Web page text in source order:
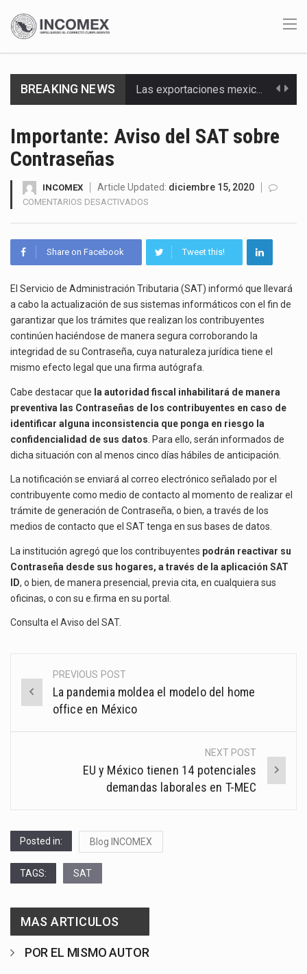
BREAKING NEWS Las exportaciones mexicanas de vehículos ligeros disminuyeron 9.67 % en julio a tasa anual, alcanzando…
Solo el 17.8 % de las empresas en México se considera totalmente preparada para la…
Los créditos fiscales determinados a empresas IMMEX rara vez nacen de una interpretación equivocada de…
La inversión fija bruta en México registró un aumento de 1.1% interanual en mayo de…
El gobierno de Estados Unidos anunciará un arancel del 15 % sobre los productos fabricados…
Importante: Aviso del SAT sobre
Contraseñas
INCOMEX Article Updated: diciembre 15, 2020
COMENTARIOS DESACTIVADOS
SAT
CONTRASEÑAS
Share on Facebook Tweet this!
El Servicio de Administración Tributaria (SAT) informó que llevará
a cabo la actualización de sus sistemas informáticos con el fin de
garantizar que los trámites que realizan los contribuyentes
continúen haciéndose de manera segura corroborando la
integridad de su Contraseña, cuya naturaleza jurídica tiene el
mismo efecto legal que una firma autógrafa.
Cabe destacar que la autoridad fiscal inhabilitará de manera
preventiva las Contraseñas de los contribuyentes en caso de
identificar alguna inconsistencia que ponga en riesgo la
confidencialidad de sus datos . Para ello, serán informados de
dicha situación con al menos cinco días hábiles de anticipación.
La notificación se enviará al correo electrónico señalado por el
contribuyente como medio de contacto al momento de realizar el
trámite de generación de Contraseña, o bien, a través de los
medios de contacto que el SAT tenga en sus bases de datos.
La institución agregó que los contribuyentes podrán reactivar su
Contraseña desde sus hogares, a través de la aplicación SAT
ID, o bien, de manera presencial, previa cita, en cualquiera sus
oficinas, o con su e.firma en su portal.
Consulta el Aviso del SAT.
Post
navigation
PREVIOUS POST
La pandemia moldea el modelo del home
office en México
NEXT POST
EU y México tienen 14 potenciales
demandas laborales en T-MEC
Posted in: Blog INCOMEX
TAGS: SAT
MAS ARTICULOS
POR EL MISMO AUTOR